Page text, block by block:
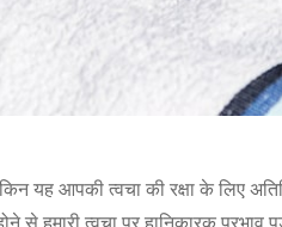
यह आपकी त्वचा की रक्षा के लिए
से हमारी त्वचा पर हानिकारक